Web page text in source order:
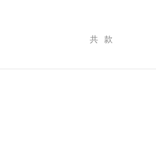
共 款